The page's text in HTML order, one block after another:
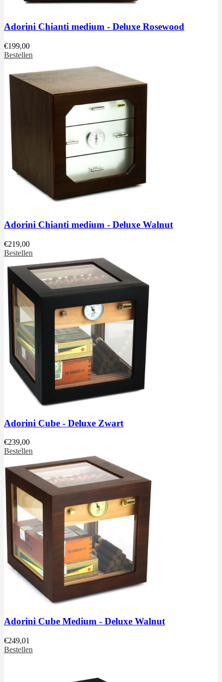
Adorini Chianti medium - Deluxe Rosewood
€199,00
Bestellen
Adorini Chianti medium - Deluxe Walnut
€219,00
Bestellen
Adorini Cube - Deluxe Zwart
€239,00
Bestellen
Adorini Cube Medium - Deluxe Walnut
€249,01
Bestellen